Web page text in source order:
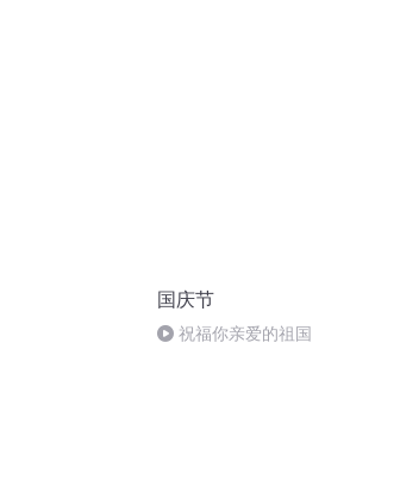
国庆节
祝福你亲爱的祖国